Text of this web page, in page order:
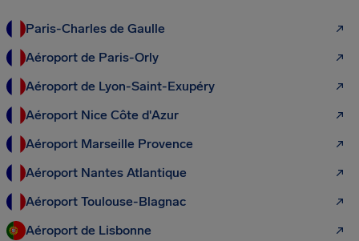
Paris-Charles de Gaulle
Aéroport de Paris-Orly
Aéroport de Lyon-Saint-Exupéry
Aéroport Nice Côte d'Azur
Aéroport Marseille Provence
Aéroport Nantes Atlantique
Aéroport Toulouse-Blagnac
Aéroport de Lisbonne